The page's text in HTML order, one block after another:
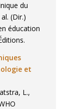
du
(Dir.)
éducation
et
L.,